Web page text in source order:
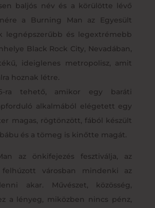
baljós név és a körülötte lévő
a Burning Man az Egyesült
legnépszerűbb és legextrémebb
Black Rock City, Nevadában,
ideiglenes metropolisz, amit
hoznak létre.
ra tehető, amikor egy baráti
alkalmából elégetett egy
magas, rögtönzött, fából készült
és a tömeg is kinőtte magát.
az önkifejezés fesztiválja, az
felhúzott városban mindenki az
akar. Művészet, közösség,
a lényeg, miközben nincs pénz,